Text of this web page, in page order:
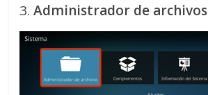
3.Administrador de archivos